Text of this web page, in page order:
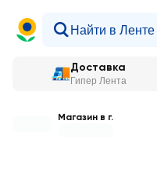
Доставка
Гипер Лента
Магазин в г.